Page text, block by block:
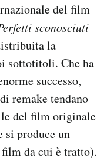
del film
sconosciuti
la
sottotitoli. Che ha
successo,
remake tendano
del film originale
si produce un
da cui è tratto).